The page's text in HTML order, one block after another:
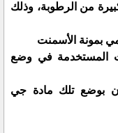
من الرطوبة، وذلك
بمونة الأسمنت
المستخدمة في وضع
بوضع تلك مادة جي